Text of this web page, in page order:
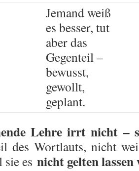
Jemand weiß
es besser, tut
aber das
Gegenteil –
bewusst,
gewollt,
geplant.
Lehre irrt nicht –
des Wortlauts, nicht
es nicht gelten